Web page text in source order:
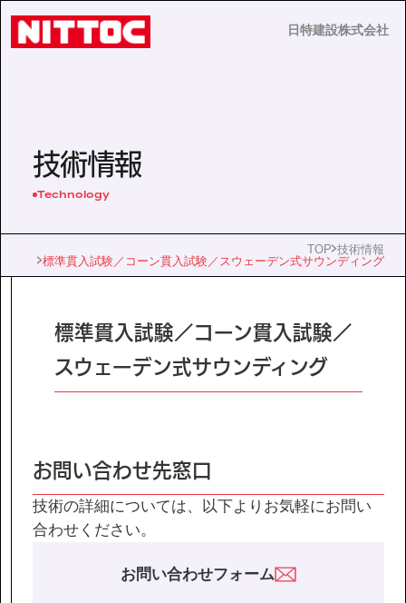
日特建設株式会社
日特建設株式会社
事業内容
企業情報
サステナビリティ
ニュース
技術情報
Technology
TOP 技術情報
標準貫入試験／コーン貫入試験／スウェーデン式サウンディング
標準貫入試験／コーン貫入試験／
スウェーデン式サウンディング
お問い合わせ先窓口
技術の詳細については、以下よりお気軽にお問い
合わせください。
お問い合わせフォーム